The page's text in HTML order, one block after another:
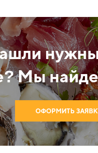
Мы
ОФОРМИТЬ